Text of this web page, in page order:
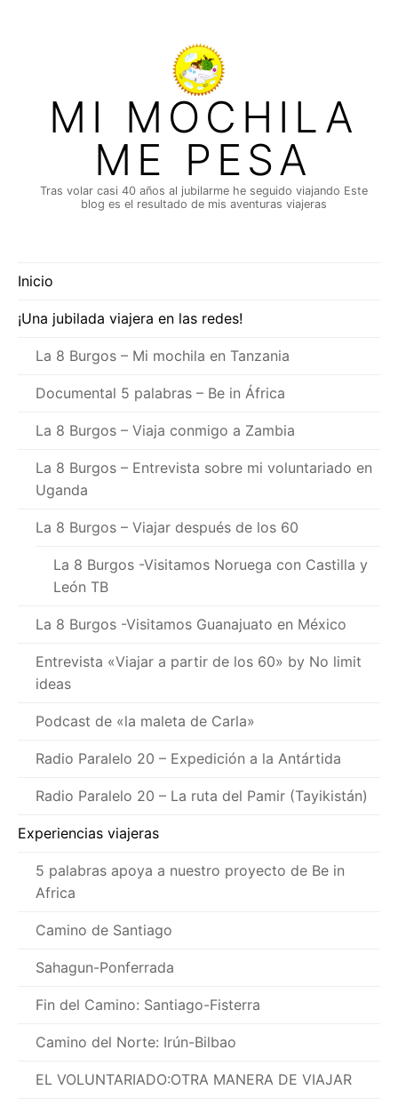
MI MOCHILA
ME PESA
Tras volar casi 40 años al jubilarme he seguido viajando Este
blog es el resultado de mis aventuras viajeras
Inicio
¡Una jubilada viajera en las redes!
La 8 Burgos – Mi mochila en Tanzania
Documental 5 palabras – Be in África
La 8 Burgos – Viaja conmigo a Zambia
La 8 Burgos – Entrevista sobre mi voluntariado en
Uganda
La 8 Burgos – Viajar después de los 60
La 8 Burgos -Visitamos Noruega con Castilla y
León TB
La 8 Burgos -Visitamos Guanajuato en México
Entrevista «Viajar a partir de los 60» by No limit
ideas
Podcast de «la maleta de Carla»
Radio Paralelo 20 – Expedición a la Antártida
Radio Paralelo 20 – La ruta del Pamir (Tayikistán)
Experiencias viajeras
5 palabras apoya a nuestro proyecto de Be in
Africa
Camino de Santiago
Sahagun-Ponferrada
Fin del Camino: Santiago-Fisterra
Camino del Norte: Irún-Bilbao
EL VOLUNTARIADO:OTRA MANERA DE VIAJAR